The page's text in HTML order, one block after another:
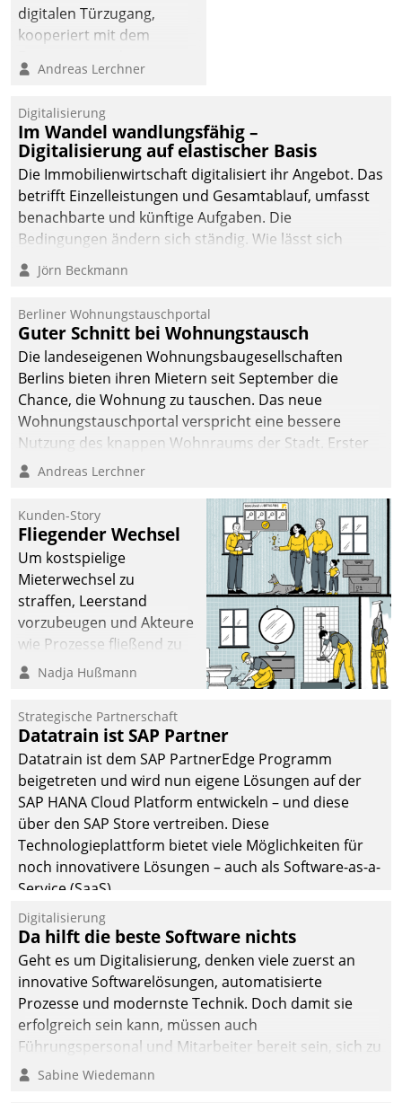
digitalen Türzugang,
kooperiert mit dem
Softwareentwicklungshaus
Andreas Lerchner
Digitalisierung
Im Wandel wandlungsfähig –
Digitalisierung auf elastischer Basis
Die Immobilienwirtschaft digitalisiert ihr Angebot. Das
betrifft Einzelleistungen und Gesamtablauf, umfasst
benachbarte und künftige Aufgaben. Die
Bedingungen ändern sich ständig. Wie lässt sich
technisch die Kontrolle wahren und zugleich Freiraum
fürs Wachsen öffnen?
Jörn Beckmann
Berliner Wohnungstauschportal
Guter Schnitt bei Wohnungstausch
Die landeseigenen Wohnungsbaugesellschaften
Berlins bieten ihren Mietern seit September die
Chance, die Wohnung zu tauschen. Das neue
Wohnungstauschportal verspricht eine bessere
Nutzung des knappen Wohnraums der Stadt. Erster
Anwendungsfall für Datatrains Lösung API-Hub mit
Unternehmen.
Andreas Lerchner
Kunden-Story
Fliegender Wechsel
Um kostspielige
Mieterwechsel zu
straffen, Leerstand
vorzubeugen und Akteure
wie Prozesse fließend zu
vernetzen, nutzt die
Jahresbeginn eine
Überblick, Einsicht und
Eingriff bietende Lösung.
Zur Entwicklung setzte
man auf
Cloudtechnologie,
bewährte und Startup-
Partner sowie erstmals
agile Projektmethoden.
Nadja Hußmann
Strategische Partnerschaft
Datatrain ist SAP Partner
Datatrain ist dem SAP PartnerEdge Programm
beigetreten und wird nun eigene Lösungen auf der
SAP HANA Cloud Platform entwickeln – und diese
über den SAP Store vertreiben. Diese
Technologieplattform bietet viele Möglichkeiten für
noch innovativere Lösungen – auch als Software-as-a-
Service (SaaS).
Digitalisierung
Da hilft die beste Software nichts
Geht es um Digitalisierung, denken viele zuerst an
innovative Softwarelösungen, automatisierte
Prozesse und modernste Technik. Doch damit sie
erfolgreich sein kann, müssen auch
Führungspersonal und Mitarbeiter bereit sein, sich zu
verändern und anzupassen, sonst werden sie an ihr
Sabine Wiedemann